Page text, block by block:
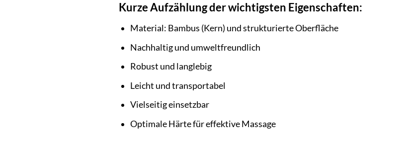
Kurze Aufzählung der wichtigsten Eigenschaften:
Material: Bambus (Kern) und strukturierte Oberfläche
Nachhaltig und umweltfreundlich
Robust und langlebig
Leicht und transportabel
Vielseitig einsetzbar
Optimale Härte für effektive Massage